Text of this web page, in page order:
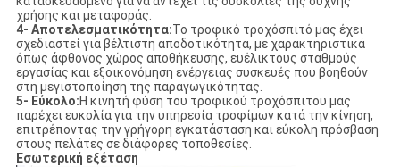
χρήσης και μεταφοράς.
4- Αποτελεσματικότητα:Το τροφικό τροχόσπιτό μας έχει
σχεδιαστεί για βέλτιστη αποδοτικότητα, με χαρακτηριστικά
όπως άφθονος χώρος αποθήκευσης, ευέλικτους σταθμούς
εργασίας και εξοικονόμηση ενέργειας συσκευές που βοηθούν
στη μεγιστοποίηση της παραγωγικότητας.
5- Εύκολο:Η κινητή φύση του τροφικού τροχόσπιτου μας
παρέχει ευκολία για την υπηρεσία τροφίμων κατά την κίνηση,
επιτρέποντας την γρήγορη εγκατάσταση και εύκολη πρόσβαση
στους πελάτες σε διάφορες τοποθεσίες.
Εσωτερική εξέταση